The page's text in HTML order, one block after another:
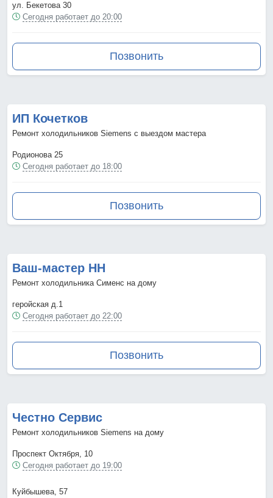
ул. Бекетова 30
Сегодня работает до 20:00
Позвонить
ИП Кочетков
Ремонт холодильников Siemens с выездом мастера
Родионова 25
Сегодня работает до 18:00
Позвонить
Ваш-мастер НН
Ремонт холодильника Сименс на дому
геройская д.1
Сегодня работает до 22:00
Позвонить
Честно Сервис
Ремонт холодильников Siemens на дому
Проспект Октября, 10
Сегодня работает до 19:00
Куйбышева, 57